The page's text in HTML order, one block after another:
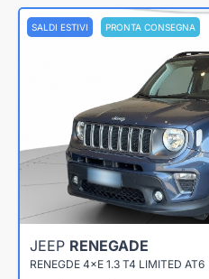
SALDI ESTIVI PRONTA CONSEGNA
JEEP RENEGADE
RENEGDE 4×E 1.3 T4 LIMITED AT6